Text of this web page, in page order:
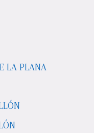
LA PLANA